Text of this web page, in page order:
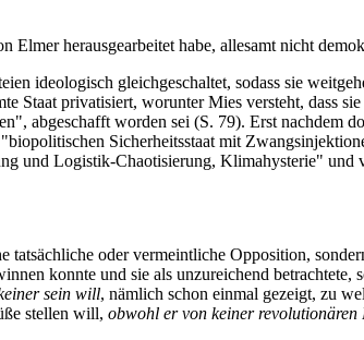
herausgearbeitet habe, allesamt nicht
ideologisch gleichgeschaltet, sodass sie
Staat privatisiert, worunter Mies versteht, dass
abgeschafft worden sei (S. 79). Erst nachdem
Sicherheitsstaat mit
und Logistik-Chaotisierung, Klimahysterie" und
oder vermeintliche Opposition,
konnte und sie als unzureichend betrachtete,
sein will, nämlich schon einmal gezeigt, zu
stellen will, obwohl er von keiner revolutionären